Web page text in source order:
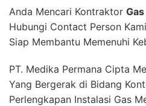
Anda Mencari Kontraktor
Hubungi Contact Person Kami
Siap Membantu Memenuhi
PT. Medika Permana Cipta
Yang Bergerak di Bidang
Perlengkapan Instalasi Gas